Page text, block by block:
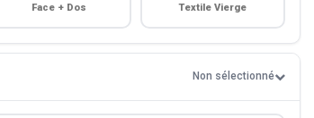
Face + Dos Textile Vierge
Non sélectionné